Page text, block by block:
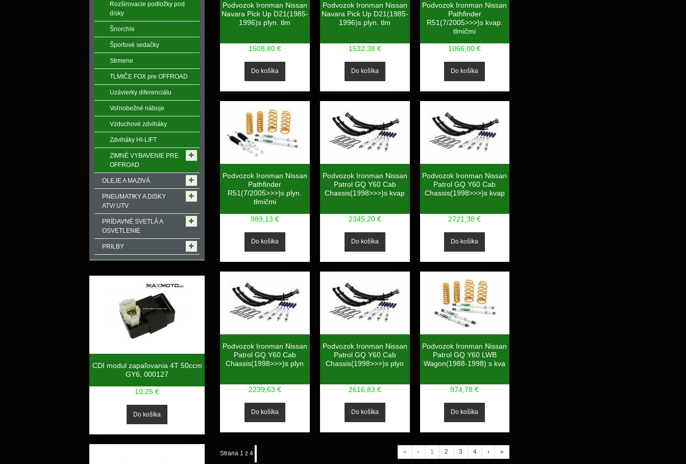
Podvozok Ironman Nissan
Navara Pick Up D21(1985-
1996)s plyn. tlm
1508,80 €
Podvozok Ironman Nissan
Navara Pick Up D21(1985-
1996)s plyn. tlm
1532,38 €
Podvozok Ironman Nissan
Pathfinder
R51(7/2005>>>)s kvap.
tlmičmi
1066,00 €
Podvozok Ironman Nissan
Pathfinder
R51(7/2005>>>)s plyn.
tlmičmi
989,13 €
Podvozok Ironman Nissan
Patrol GQ Y60 Cab
Chassis(1998>>>)s kvap
2345,20 €
Podvozok Ironman Nissan
Patrol GQ Y60 Cab
Chassis(1998>>>)s kvap
2721,38 €
Podvozok Ironman Nissan
Patrol GQ Y60 Cab
Chassis(1998>>>)s plyn
2239,63 €
Podvozok Ironman Nissan
Patrol GQ Y60 Cab
Chassis(1998>>>)s plyn
2616,83 €
Podvozok Ironman Nissan
Patrol GQ Y60 LWB
Wagon(1988-1998) s kva
974,78 €
Strana 1 z 4 « ‹ 1 2 3 4 › »
Rozširovacie podložky pod
disky
Šnorchle
Športové sedačky
Strmene
TLMIČE FOX pre OFFROAD
Uzávierky diferenciálu
Voľnobežné náboje
Vzduchové zdviháky
Zdviháky HI-LIFT
ZIMNÉ VYBAVENIE PRE
OFFROAD
OLEJE A MAZIVÁ
PNEUMATIKY A DISKY
ATV/ UTV
PRÍDAVNÉ SVETLÁ A
OSVETLENIE
PRILBY
CDI modul zapaľovania 4T 50ccm
GY6, 000127
10,25 €